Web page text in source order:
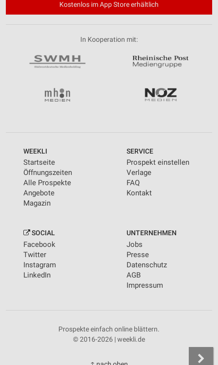
Kostenlos im App Store erhältlich
In Kooperation mit:
WEEKLI
Startseite
Öffnungszeiten
Alle Prospekte
Angebote
Magazin
SERVICE
Prospekt einstellen
Verlage
FAQ
Kontakt
SOCIAL
Facebook
Twitter
Instagram
LinkedIn
UNTERNEHMEN
Jobs
Presse
Datenschutz
AGB
Impressum
Prospekte einfach online blättern.
© 2016-2026 | weekli.de